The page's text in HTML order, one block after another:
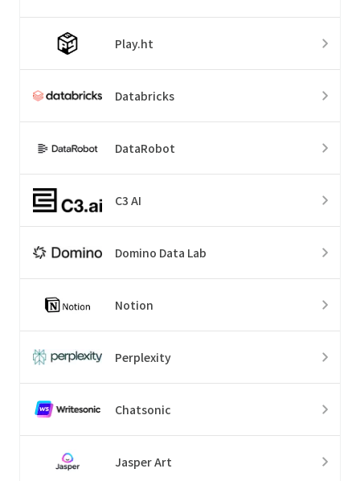
Play.ht
Databricks
DataRobot
C3 AI
Domino Data Lab
Notion
Perplexity
Chatsonic
Jasper Art